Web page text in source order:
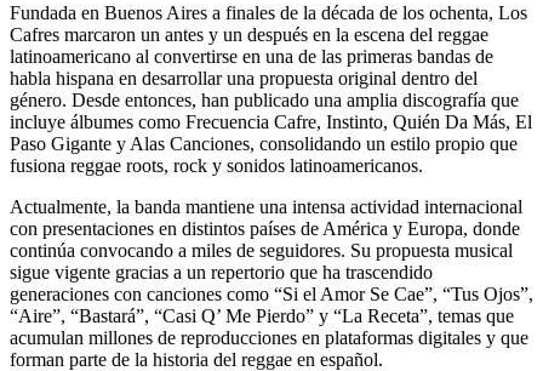
Fundada en Buenos Aires a finales de la década de los ochenta, Los
Cafres marcaron un antes y un después en la escena del reggae
latinoamericano al convertirse en una de las primeras bandas de
habla hispana en desarrollar una propuesta original dentro del
género. Desde entonces, han publicado una amplia discografía que
incluye álbumes como Frecuencia Cafre, Instinto, Quién Da Más, El
Paso Gigante y Alas Canciones, consolidando un estilo propio que
fusiona reggae roots, rock y sonidos latinoamericanos.
Actualmente, la banda mantiene una intensa actividad internacional
con presentaciones en distintos países de América y Europa, donde
continúa convocando a miles de seguidores. Su propuesta musical
sigue vigente gracias a un repertorio que ha trascendido
generaciones con canciones como “Si el Amor Se Cae”, “Tus Ojos”,
“Aire”, “Bastará”, “Casi Q’ Me Pierdo” y “La Receta”, temas que
acumulan millones de reproducciones en plataformas digitales y que
forman parte de la historia del reggae en español.